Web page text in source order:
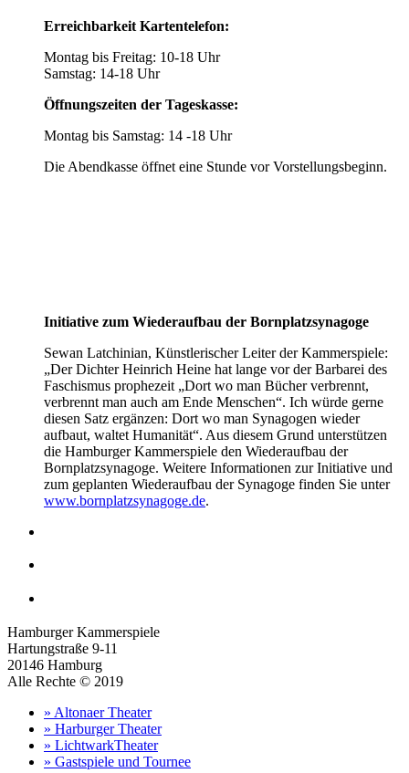
Erreichbarkeit Kartentelefon:
Montag bis Freitag: 10-18 Uhr
Samstag: 14-18 Uhr
Öffnungszeiten der Tageskasse:
Montag bis Samstag: 14 -18 Uhr
Die Abendkasse öffnet eine Stunde vor Vorstellungsbeginn.
Initiative zum Wiederaufbau der Bornplatzsynagoge
Sewan Latchinian, Künstlerischer Leiter der Kammerspiele:
„Der Dichter Heinrich Heine hat lange vor der Barbarei des
Faschismus prophezeit „Dort wo man Bücher verbrennt,
verbrennt man auch am Ende Menschen“. Ich würde gerne
diesen Satz ergänzen: Dort wo man Synagogen wieder
aufbaut, waltet Humanität“. Aus diesem Grund unterstützen
die Hamburger Kammerspiele den Wiederaufbau der
Bornplatzsynagoge. Weitere Informationen zur Initiative und
zum geplanten Wiederaufbau der Synagoge finden Sie unter
www.bornplatzsynagoge.de.
Hamburger Kammerspiele
Hartungstraße 9-11
20146 Hamburg
Alle Rechte © 2019
» Altonaer Theater
» Harburger Theater
» LichtwarkTheater
» Gastspiele und Tournee